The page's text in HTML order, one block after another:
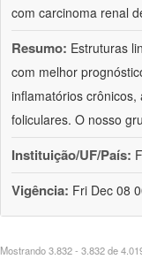
com carcinoma renal
Resumo: Estruturas
com melhor
inflamatórios
foliculares. O nosso
Instituição/UF/País:
Vigência: Fri Dec 08
Mostrando 3.832 - 3.832 de